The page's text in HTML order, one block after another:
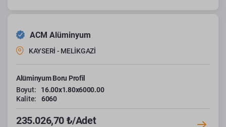
ACM Alüminyum
KAYSERİ - MELİKGAZİ
Alüminyum Boru Profil
Boyut:
16.00x1.80x6000.00
Kalite:
6060
235.026,70 ₺/Adet